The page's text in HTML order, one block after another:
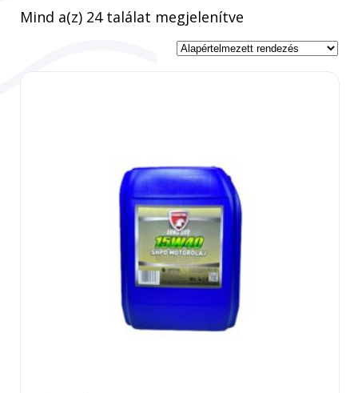
Mind a(z) 24 találat megjelenítve